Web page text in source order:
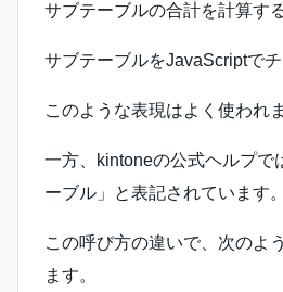
サブテーブルの合計を計算する
サブテーブルをJavaScriptでチ
このような表現はよく使われま
一方、kintoneの公式ヘルプで
ーブル」と表記されています。
この呼び方の違いで、次のよ
ます。